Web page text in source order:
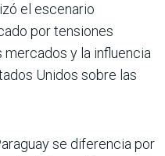
el escenario
por tensiones
y la influencia
Unidos sobre las
se diferencia por